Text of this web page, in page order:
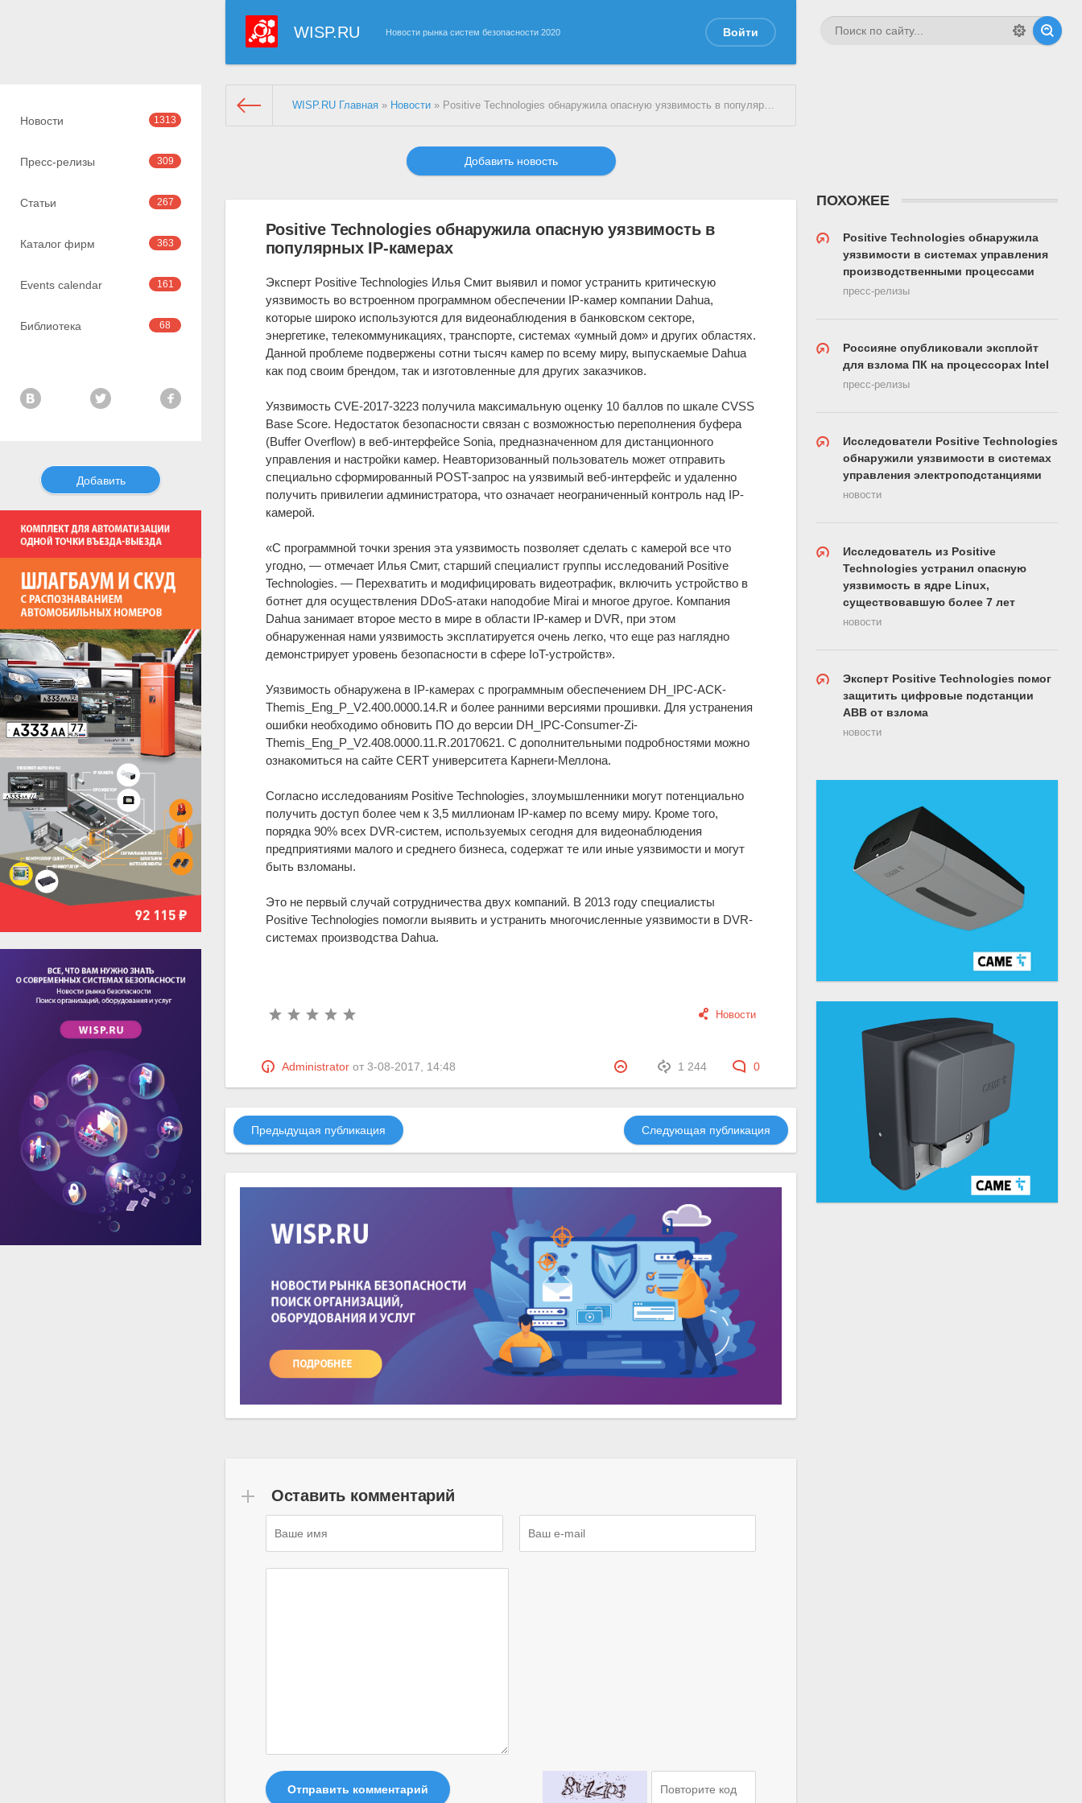
WISP.RU Новости рынка систем безопасности 2020 Войти
Новости 1313
Пресс-релизы 309
Статьи 267
Каталог фирм 363
Events calendar 161
Библиотека 68
Добавить
WISP.RU Главная» Новости» Positive Technologies обнаружила опасную уязвимость в популярных IP-камерах
Добавить новость
Positive Technologies обнаружила опасную уязвимость в
популярных IP-камерах
Эксперт Positive Technologies Илья Смит выявил и помог устранить критическую
уязвимость во встроенном программном обеспечении IP-камер компании Dahua,
которые широко используются для видеонаблюдения в банковском секторе,
энергетике, телекоммуникациях, транспорте, системах «умный дом» и других областях.
Данной проблеме подвержены сотни тысяч камер по всему миру, выпускаемые Dahua
как под своим брендом, так и изготовленные для других заказчиков.
Уязвимость CVE-2017-3223 получила максимальную оценку 10 баллов по шкале CVSS
Base Score. Недостаток безопасности связан с возможностью переполнения буфера
(Buffer Overflow) в веб-интерфейсе Sonia, предназначенном для дистанционного
управления и настройки камер. Неавторизованный пользователь может отправить
специально сформированный POST-запрос на уязвимый веб-интерфейс и удаленно
получить привилегии администратора, что означает неограниченный контроль над IP-
камерой.
«С программной точки зрения эта уязвимость позволяет сделать с камерой все что
угодно, — отмечает Илья Смит, старший специалист группы исследований Positive
Technologies. — Перехватить и модифицировать видеотрафик, включить устройство в
ботнет для осуществления DDoS-атаки наподобие Mirai и многое другое. Компания
Dahua занимает второе место в мире в области IP-камер и DVR, при этом
обнаруженная нами уязвимость эксплатируется очень легко, что еще раз наглядно
демонстрирует уровень безопасности в сфере IoT-устройств».
Уязвимость обнаружена в IP-камерах с программным обеспечением DH_IPC-ACK-
Themis_Eng_P_V2.400.0000.14.R и более ранними версиями прошивки. Для устранения
ошибки необходимо обновить ПО до версии DH_IPC-Consumer-Zi-
Themis_Eng_P_V2.408.0000.11.R.20170621. С дополнительными подробностями можно
ознакомиться на сайте CERT университета Карнеги-Меллона.
Согласно исследованиям Positive Technologies, злоумышленники могут потенциально
получить доступ более чем к 3,5 миллионам IP-камер по всему миру. Кроме того,
порядка 90% всех DVR-систем, используемых сегодня для видеонаблюдения
предприятиями малого и среднего бизнеса, содержат те или иные уязвимости и могут
быть взломаны.
Это не первый случай сотрудничества двух компаний. В 2013 году специалисты
Positive Technologies помогли выявить и устранить многочисленные уязвимости в DVR-
системах производства Dahua.
Новости
1 244 0
Administratorот 3-08-2017, 14:48
ПОХОЖЕЕ
Positive Technologies обнаружила
уязвимости в системах управления
производственными процессами
пресс-релизы
Россияне опубликовали эксплойт
для взлома ПК на процессорах Intel
пресс-релизы
Исследователи Positive Technologies
обнаружили уязвимости в системах
управления электроподстанциями
новости
Исследователь из Positive
Technologies устранил опасную
уязвимость в ядре Linux,
существовавшую более 7 лет
новости
Эксперт Positive Technologies помог
защитить цифровые подстанции
ABB от взлома
новости
Предыдущая публикация Следующая публикация
Оставить комментарий
Отправить комментарий